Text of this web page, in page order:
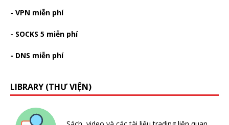
- VPN miễn phí
- SOCKS 5 miễn phí
- DNS miễn phí
LIBRARY (THƯ VIỆN)